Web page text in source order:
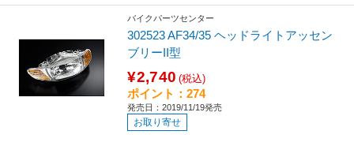
バイクパーツセンター
302523 AF34/35 ヘッドライトアッセン
ブリーII型
¥2,740 (税込)
ポイント：274
発売日：2019/11/19発売
お取り寄せ